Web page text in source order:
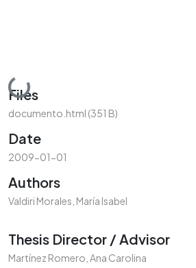
Loading...
Files
documento.html (351 B)
Date
2009-01-01
Authors
Valdiri Morales, María Isabel
Thesis Director / Advisor
Martínez Romero, Ana Carolina